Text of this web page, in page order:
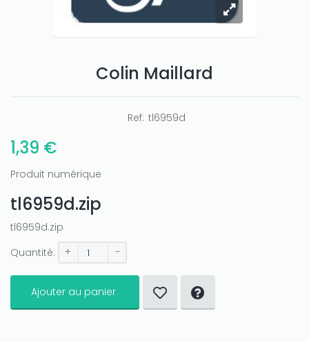
Colin Maillard
Ref: tl6959d
1,39 €
Produit numérique
tl6959d.zip
tl6959d.zip
Quantité:
+ -
Ajouter au panier
Only play atJoo casinoif you really want to win a huge